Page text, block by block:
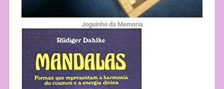
Joguinho da Memoria